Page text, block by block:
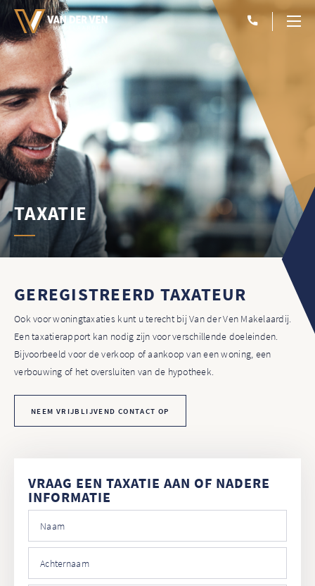
TAXATIE
GEREGISTREERD TAXATEUR
Ook voor woningtaxaties kunt u terecht bij Van der Ven Makelaardij.
Een taxatierapport kan nodig zijn voor verschillende doeleinden.
Bijvoorbeeld voor de verkoop of aankoop van een woning, een
verbouwing of het oversluiten van de hypotheek.
NEEM VRIJBLIJVEND CONTACT OP
VRAAG EEN TAXATIE AAN OF NADERE
INFORMATIE